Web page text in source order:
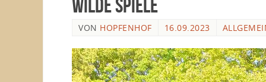
wilde Spiele
VON HOPFENHOF 16.09.2023